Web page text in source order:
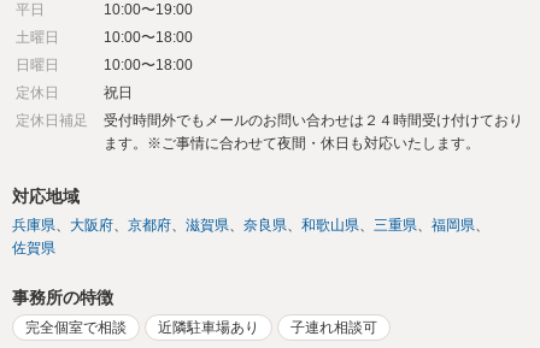
平日
10:00〜19:00
土曜日
10:00〜18:00
日曜日
10:00〜18:00
定休日
祝日
定休日補足
受付時間外でもメールのお問い合わせは２４時間受け付けており
ます。※ご事情に合わせて夜間・休日も対応いたします。
対応地域
兵庫県 大阪府 京都府 滋賀県 奈良県 和歌山県 三重県
福岡県
佐賀県
事務所の特徴
完全個室で相談 近隣駐車場あり 子連れ相談可